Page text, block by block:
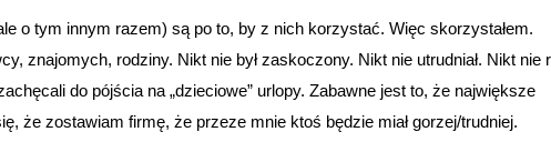
o tym innym razem) są po to, by z nich korzystać. Więc skorzystałem.
znajomych, rodziny. Nikt nie był zaskoczony. Nikt nie utrudniał. Nikt nie
do pójścia na „dzieciowe” urlopy. Zabawne jest to, że największe
że zostawiam firmę, że przeze mnie ktoś będzie miał gorzej/trudniej.